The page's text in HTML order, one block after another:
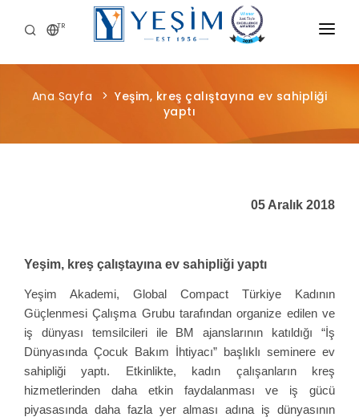
TR
KURUMSAL
ÜRÜNLERIMIZ
ÖNCE İNSAN
Ana Sayfa
Yeşim, kreş çalıştayına ev sahipliği
yaptı
05 Aralık 2018
Yeşim, kreş çalıştayına ev sahipliği yaptı
Yeşim Akademi, Global Compact Türkiye Kadının
Güçlenmesi Çalışma Grubu tarafından organize edilen ve
iş dünyası temsilcileri ile BM ajanslarının katıldığı “İş
Dünyasında Çocuk Bakım İhtiyacı” başlıklı seminere ev
sahipliği yaptı. Etkinlikte, kadın çalışanların kreş
hizmetlerinden daha etkin faydalanması ve iş gücü
piyasasında daha fazla yer alması adına iş dünyasının